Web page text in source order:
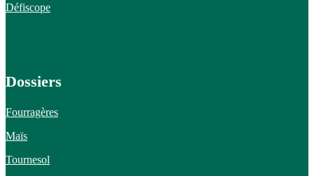
Défiscope
Dossiers
Fourragères
Maïs
Tournesol